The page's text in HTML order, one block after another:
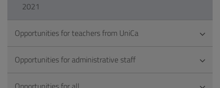
2021
Opportunities for teachers from UniCa
Opportunities for administrative staff